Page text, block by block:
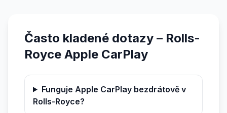
Často kladené dotazy – Rolls-
Royce Apple CarPlay
Funguje Apple CarPlay bezdrátově v
Rolls-Royce?